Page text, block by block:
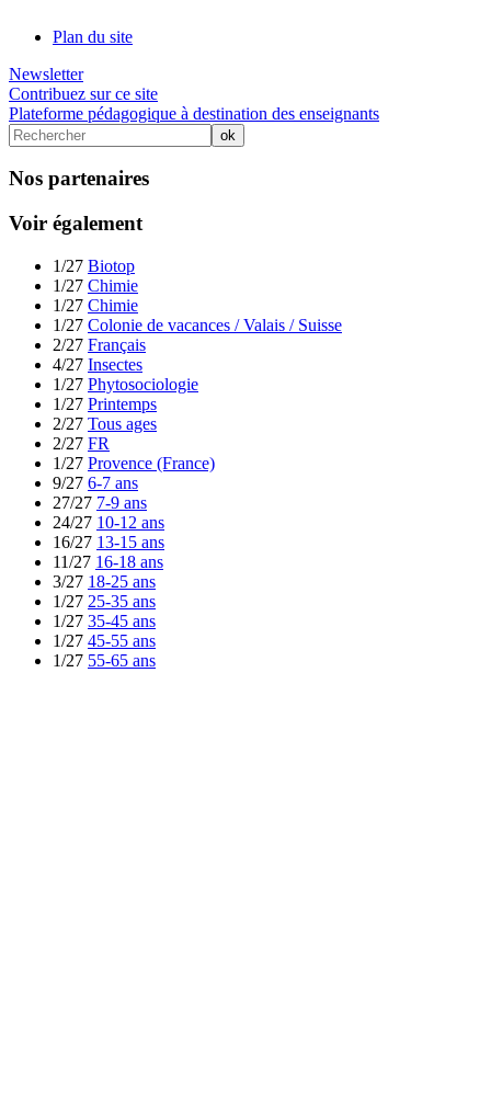
Plan du site
Newsletter
Contribuez sur ce site
Plateforme pédagogique à destination des enseignants
Nos partenaires
Voir également
1/27 Biotop
1/27 Chimie
1/27 Chimie
1/27 Colonie de vacances / Valais / Suisse
2/27 Français
4/27 Insectes
1/27 Phytosociologie
1/27 Printemps
2/27 Tous ages
2/27 FR
1/27 Provence (France)
9/27 6-7 ans
27/27 7-9 ans
24/27 10-12 ans
16/27 13-15 ans
11/27 16-18 ans
3/27 18-25 ans
1/27 25-35 ans
1/27 35-45 ans
1/27 45-55 ans
1/27 55-65 ans